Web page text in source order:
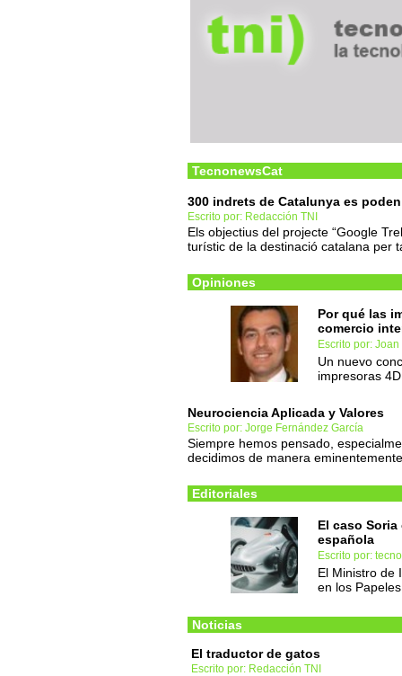
TecnonewsCat
300 indrets de Catalunya es
Escrito por: Redacción TNI
Els objectius del projecte “Google
turístic de la destinació catalana per
Opiniones
Por qué las
comercio
Escrito por:
Un nuevo
impresoras 4D
Neurociencia Aplicada y Valores
Escrito por: Jorge Fernández García
Siempre hemos pensado,
decidimos de manera
Editoriales
El caso
española
Escrito por:
El Ministro de
en los
Noticias
El traductor de gatos
Escrito por: Redacción TNI